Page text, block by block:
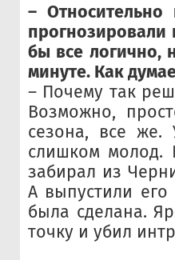
– Относительно
прогнозировали
бы все логично,
минуте. Как
– Почему так
Возможно,
сезона, все же.
слишком молод.
забирал из
А выпустили
была сделана.
точку и убил